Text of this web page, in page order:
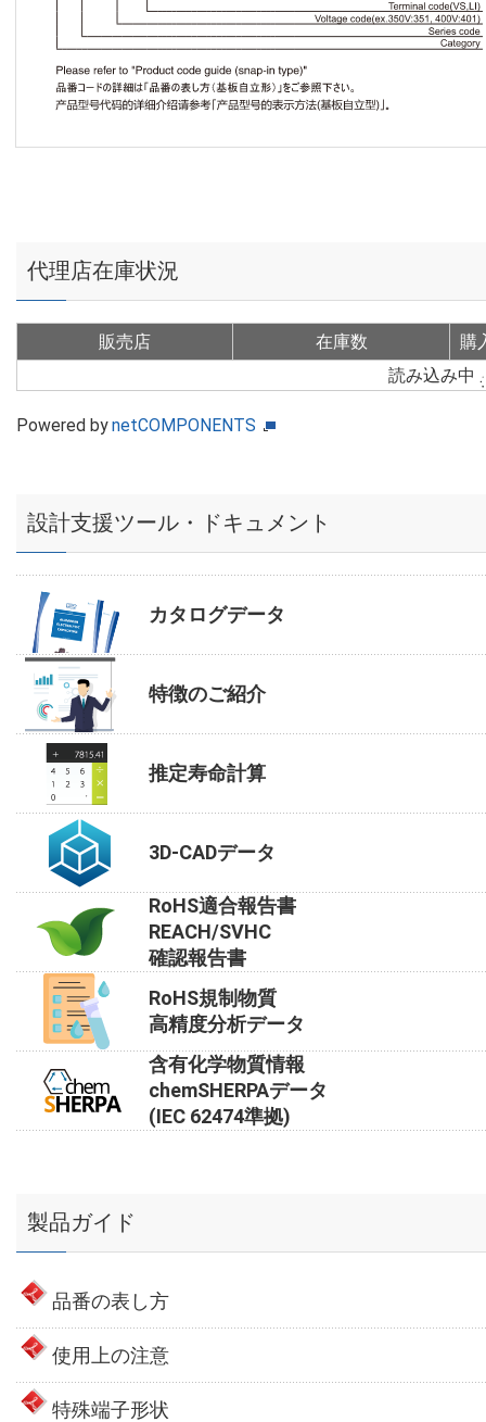
代理店在庫状況
販売店 在庫数
購
読み込み中
Powered bynetCOMPONENTS
設計支援ツール・ドキュメント
カタログデータ
特徴のご紹介
推定寿命計算
3D-CADデータ
RoHS適合報告書
REACH/SVHC
確認報告書
RoHS規制物質
高精度分析データ
含有化学物質情報
chemSHERPAデータ
(IEC 62474準拠)
製品ガイド
品番の表し方
使用上の注意
特殊端子形状